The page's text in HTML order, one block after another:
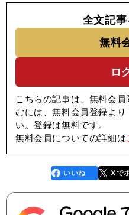
全文記
無料
ロ
こちらの記事は、無料会
むには、無料会員登録よ
い。登録は無料です。
無料会員についての詳細は
faceboo
k
いいね Xで